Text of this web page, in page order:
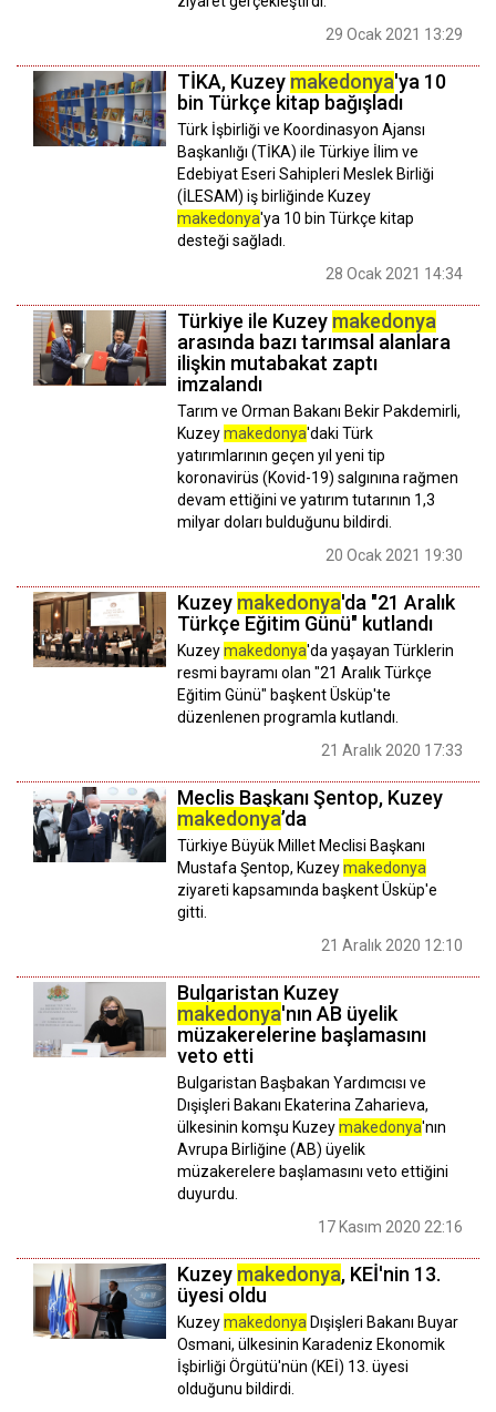
29 Ocak 2021 13:29
TİKA, Kuzey makedonya'ya 10
bin Türkçe kitap bağışladı
Türk İşbirliği ve Koordinasyon Ajansı
Başkanlığı (TİKA) ile Türkiye İlim ve
Edebiyat Eseri Sahipleri Meslek Birliği
(İLESAM) iş birliğinde Kuzey
makedonya'ya 10 bin Türkçe kitap
desteği sağladı.
28 Ocak 2021 14:34
Türkiye ile Kuzey makedonya
arasında bazı tarımsal alanlara
ilişkin mutabakat zaptı
imzalandı
Tarım ve Orman Bakanı Bekir Pakdemirli,
Kuzeymakedonya'daki Türk
yatırımlarının geçen yıl yeni tip
koronavirüs (Kovid-19) salgınına rağmen
devam ettiğini ve yatırım tutarının 1,3
milyar doları bulduğunu bildirdi.
20 Ocak 2021 19:30
Kuzey makedonya'da "21 Aralık
Türkçe Eğitim Günü" kutlandı
Kuzeymakedonya'da yaşayan Türklerin
resmi bayramı olan "21 Aralık Türkçe
Eğitim Günü" başkent Üsküp'te
düzenlenen programla kutlandı.
21 Aralık 2020 17:33
Meclis Başkanı Şentop, Kuzey
makedonya’da
Türkiye Büyük Millet Meclisi Başkanı
Mustafa Şentop, Kuzeymakedonya
ziyareti kapsamında başkent Üsküp'e
gitti.
21 Aralık 2020 12:10
Bulgaristan Kuzey
makedonya'nın AB üyelik
müzakerelerine başlamasını
veto etti
Bulgaristan Başbakan Yardımcısı ve
Dışişleri Bakanı Ekaterina Zaharieva,
ülkesinin komşu Kuzeymakedonya'nın
Avrupa Birliğine (AB) üyelik
müzakerelere başlamasını veto ettiğini
duyurdu.
17 Kasım 2020 22:16
Kuzey makedonya, KEİ'nin 13.
üyesi oldu
Kuzeymakedonya Dışişleri Bakanı Buyar
Osmani, ülkesinin Karadeniz Ekonomik
İşbirliği Örgütü'nün (KEİ) 13. üyesi
olduğunu bildirdi.